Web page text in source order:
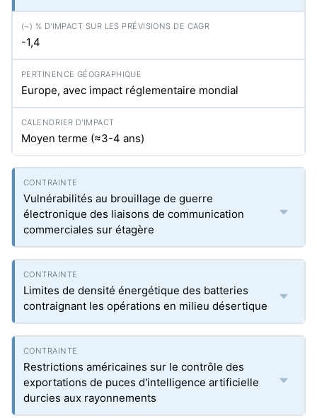
-1,4
Europe, avec impact réglementaire mondial
Moyen terme (≈3-4 ans)
Vulnérabilités au brouillage de guerre
électronique des liaisons de communication
commerciales sur étagère
Limites de densité énergétique des batteries
contraignant les opérations en milieu désertique
Restrictions américaines sur le contrôle des
exportations de puces d'intelligence artificielle
durcies aux rayonnements